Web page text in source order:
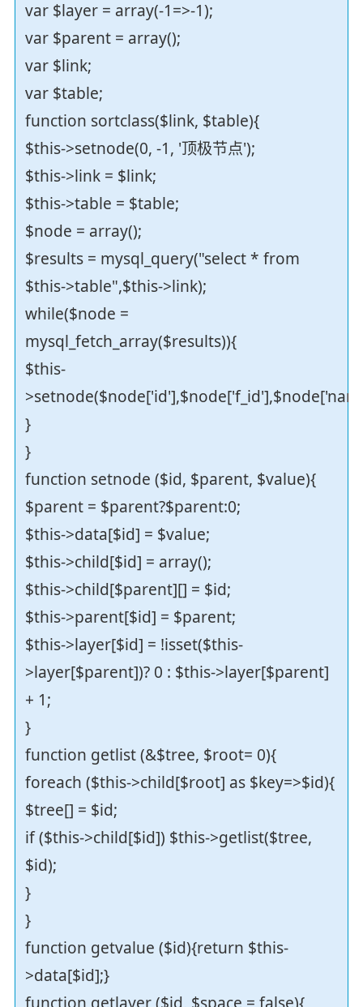
var $layer = array(-1=>-1);
var $parent = array();
var $link;
var $table;
function sortclass($link, $table){
$this->setnode(0, -1, '顶极节点');
$this->link = $link;
$this->table = $table;
$node = array();
$results = mysql_query("select * from
$this->table",$this->link);
while($node =
mysql_fetch_array($results)){
$this-
}
}
function setnode ($id, $parent, $value){
$parent = $parent?$parent:0;
$this->data[$id] = $value;
$this->child[$id] = array();
$this->child[$parent][] = $id;
$this->parent[$id] = $parent;
$this->layer[$id] = !isset($this-
>layer[$parent])? 0 : $this->layer[$parent]
+ 1;
}
function getlist (&$tree, $root= 0){
foreach ($this->child[$root] as $key=>$id){
$tree[] = $id;
if ($this->child[$id]) $this->getlist($tree,
$id);
}
}
function getvalue ($id){return $this-
>data[$id];}
function getlayer ($id, $space = false){